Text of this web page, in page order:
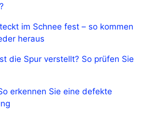
im Schnee fest – so kommen
heraus
die Spur verstellt? So prüfen Sie
erkennen Sie eine defekte